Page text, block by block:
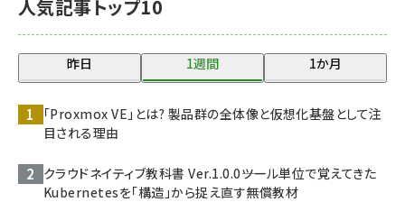
人気記事トップ10
昨日 1週間 1か月
「Proxmox VE」とは? 製品群の全体像と仮想化基盤として注
目される理由
クラウドネイティブ教科書 Ver.1.0.0――ツール単位で覚えてきた
Kubernetesを「構造」から捉え直す無償教材